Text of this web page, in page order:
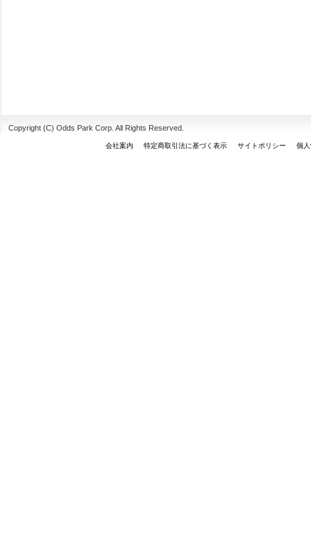
Copyright (C) Odds Park Corp. All Rights Reserved.
会社案内 特定商取引法に基づく表示 サイトポリシー 個